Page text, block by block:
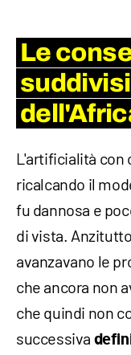
Le
L'artificialità con
ricalcando il
fu dannosa e
di vista.
avanzavano le
che ancora non
che quindi non
successiva